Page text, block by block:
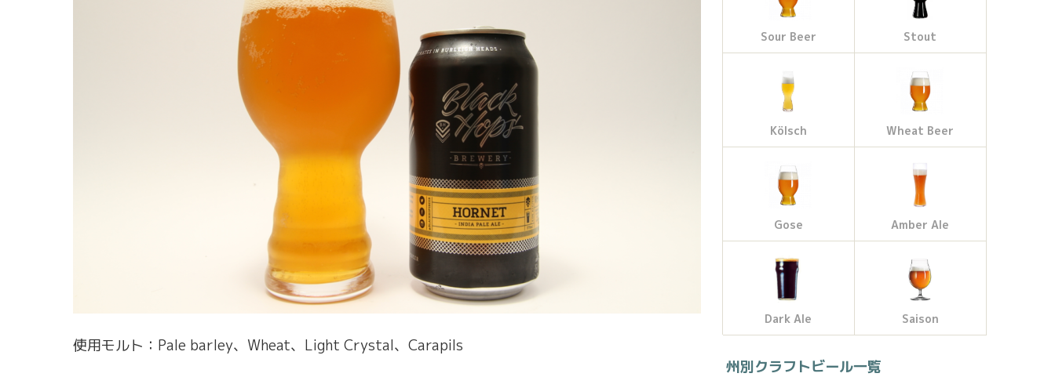
使用モルト：Pale barley、Wheat、Light Crystal、Carapils
Sour Beer Stout
Kölsch Wheat Beer
Gose Amber Ale
Dark Ale Saison
州別クラフトビール一覧